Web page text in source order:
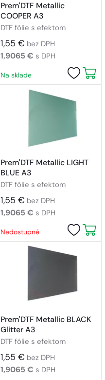
Prem'DTF Metallic
COOPER A3
DTF fólie s efektom
1,55 € bez DPH
1,9065 € s DPH
Na sklade
Prem'DTF Metallic LIGHT
BLUE A3
DTF fólie s efektom
1,55 € bez DPH
1,9065 € s DPH
Nedostupné
Prem'DTF Metallic BLACK
Glitter A3
DTF fólie s efektom
1,55 € bez DPH
1,9065 € s DPH